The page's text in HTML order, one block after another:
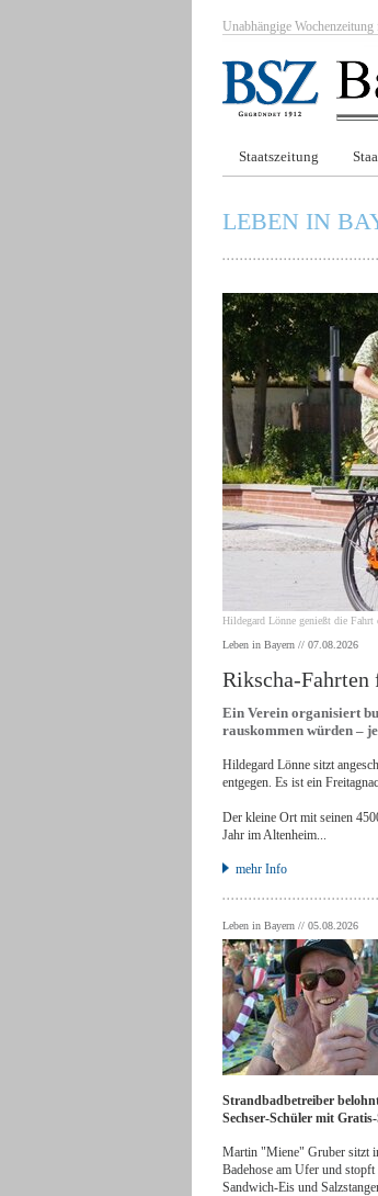
Unabhängige
Staatszeitung
LEBEN IN
Hildegard Lönne genießt die
Leben in Bayern // 07.08.2026
Rikscha-
Ein Verein organisiert
rauskommen würden –
Hildegard Lönne sitzt
entgegen. Es ist ein
Der kleine Ort mit seinen
Jahr im Altenheim...
mehr Info
Leben in Bayern // 05.08.2026
Strandbadbetreiber
Sechser-Schüler mit
Martin "Miene" Gruber sitzt
Badehose am Ufer und stopft
Sandwich-Eis und